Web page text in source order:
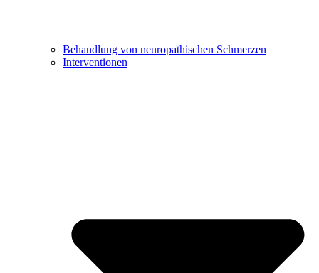
Behandlung von neuropathischen Schmerzen
Interventionen